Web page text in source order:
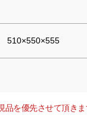
510×550×555
品を優先させて頂き